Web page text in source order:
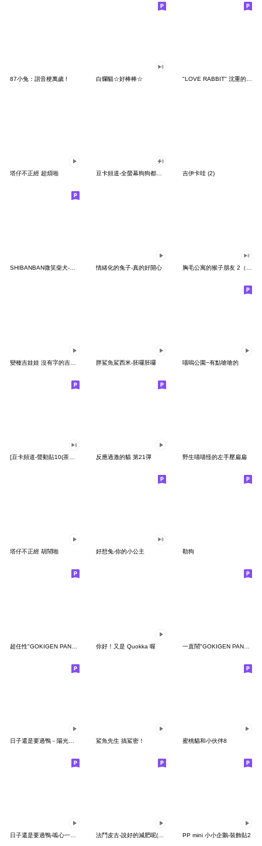
87小兔：諧音梗萬歲 ! 白爛貓☆好棒棒☆ "LOVE RABBIT" 沈重的愛 台灣版
塔仔不正經 超煩啪 吉伊卡哇 (2)
SHIBANBAN微笑柴犬-廢柴寶寶日常 情緒化的兔子-真的好開心 胸毛公寓的猴子朋友 2（有聲動態）
胖鯊魚鯊西米-胚囉胚囉 喵嗚公園−有點嗆嗆的
反應過激的貓 第21彈 野生喵喵怪的左手壓扁扁
塔仔不正經 胡鬧啪 好想兔-你的小公主 勒狗
你好！又是 Quokka 喔 一直鬧"GOKIGEN PANDA" 台灣版
鯊魚先生 搞鯊密！ 蜜桃貓和小伙伴8
日子還是要過鴨-呱心一下鴨 法鬥皮古-說好的減肥呢(第15彈) PP mini 小小企鵝-裝飾貼2